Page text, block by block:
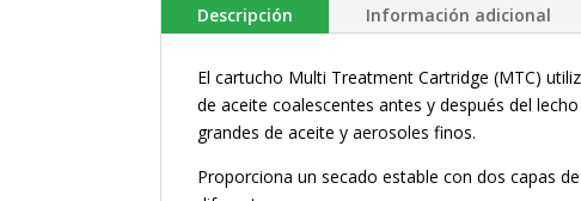
Descripción Información adicional
El cartucho Multi Treatment Cartridge (MTC)
de aceite coalescentes antes y después del
grandes de aceite y aerosoles finos.
Proporciona un secado estable con dos capas